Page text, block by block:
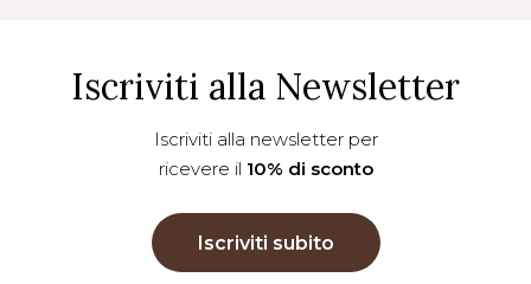
Iscriviti alla Newsletter
Iscriviti alla newsletter per
ricevere il 10% di sconto
Iscriviti subito